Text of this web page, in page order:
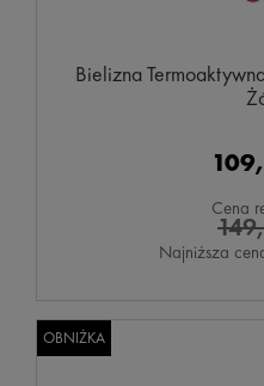
Bielizna
Cena
Najniższa
OBNIŻKA